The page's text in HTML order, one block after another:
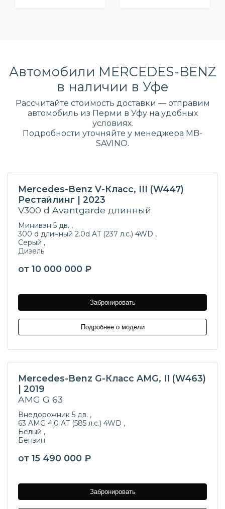
Автомобили MERCEDES-BENZ
в наличии в Уфе
Рассчитайте стоимость доставки — отправим
автомобиль из Перми в Уфу на удобных
условиях.
Подробности уточняйте у менеджера MB-
SAVINO.
Mercedes-Benz V-Класс, III (W447)
Рестайлинг | 2023
V300 d Avantgarde длинный
Минивэн 5 дв. ,
300 d длинный 2.0d AT (237 л.с.) 4WD ,
Серый ,
Дизель
от 10 000 000 ₽
Забронировать
Подробнее о модели
Mercedes-Benz G-Класс AMG, II (W463)
| 2019
AMG G 63
Внедорожник 5 дв. ,
63 AMG 4.0 AT (585 л.с.) 4WD ,
Белый ,
Бензин
от 15 490 000 ₽
Забронировать